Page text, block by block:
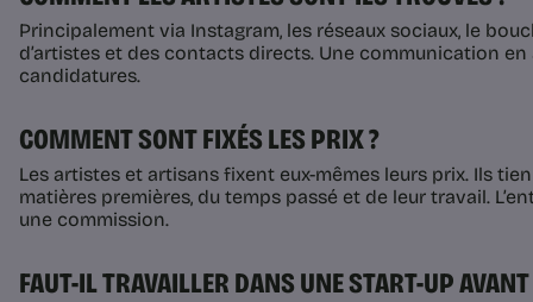
Principalement via Instagram, les réseaux sociaux, le
d’artistes et des contacts directs. Une communication
candidatures.
COMMENT SONT FIXÉS LES PRIX ?
Les artistes et artisans fixent eux-mêmes leurs prix. Ils
matières premières, du temps passé et de leur travail.
une commission.
FAUT-IL TRAVAILLER DANS UNE START-UP